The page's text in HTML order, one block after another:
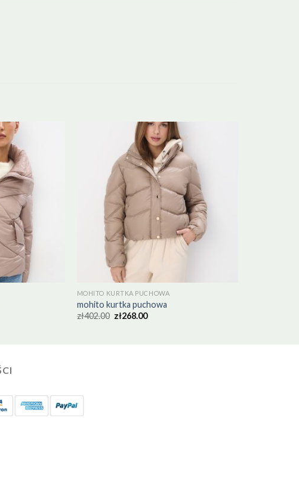
MOHITO KURTKA PUCHOWA
mohito kurtka puchowa
zł402.00 zł268.00